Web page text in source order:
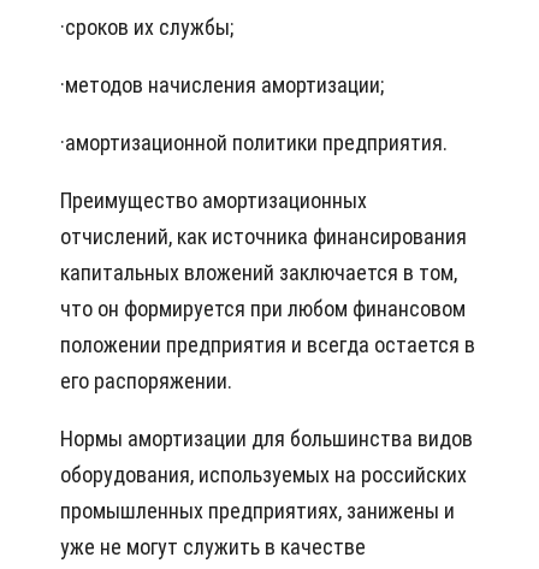
·сроков их службы;
·методов начисления амортизации;
·амортизационной политики предприятия.
Преимущество амортизационных
отчислений, как источника финансирования
капитальных вложений заключается в том,
что он формируется при любом финансовом
положении предприятия и всегда остается в
его распоряжении.
Нормы амортизации для большинства видов
оборудования, используемых на российских
промышленных предприятиях, занижены и
уже не могут служить в качестве